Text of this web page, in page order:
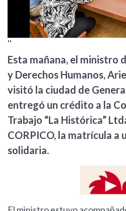
''
Esta mañana, el ministro
y Derechos Humanos,
visitó la ciudad de
entregó un crédito a la
Trabajo “La Histórica”
CORPICO, la matrícula a
solidaria.